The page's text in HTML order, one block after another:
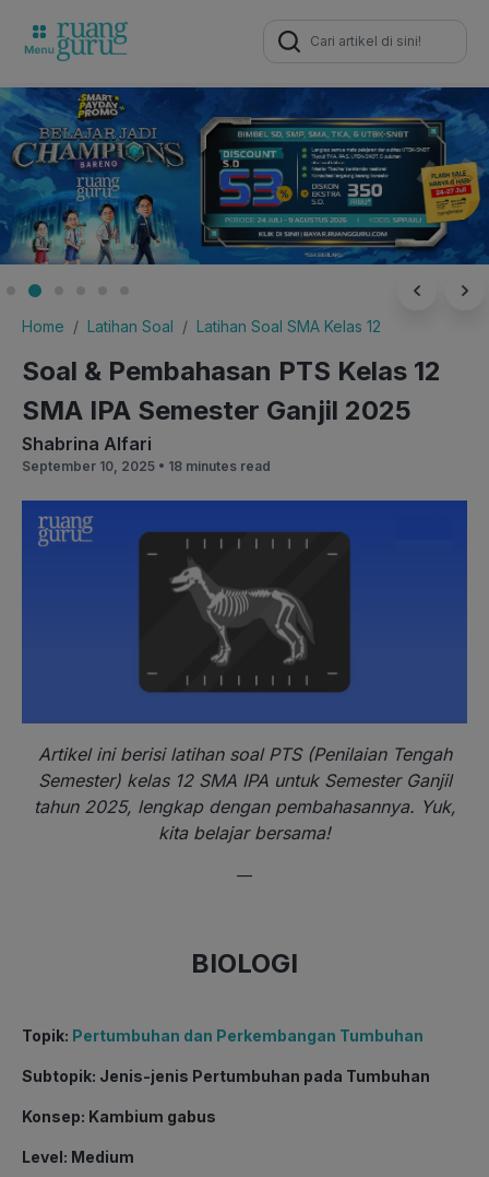
Search
for:
Home Latihan Soal Latihan Soal SMA Kelas 12
Soal & Pembahasan PTS Kelas 12
SMA IPA Semester Ganjil 2025
Shabrina Alfari
September 10, 2025 • 18 minutes read
Artikel ini berisi latihan soal PTS (Penilaian Tengah
Semester) kelas 12 SMA IPA untuk Semester Ganjil
tahun 2025, lengkap dengan pembahasannya. Yuk,
kita belajar bersama!
—
BIOLOGI
Topik: Pertumbuhan dan Perkembangan Tumbuhan
Subtopik: Jenis-jenis Pertumbuhan pada Tumbuhan
Konsep: Kambium gabus
Level: Medium